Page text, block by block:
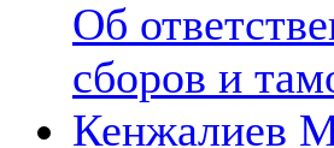
Об
сборов и
Кенжалиев